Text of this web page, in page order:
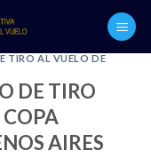
TIRO AL VUELO DE
DE TIRO
AIRES